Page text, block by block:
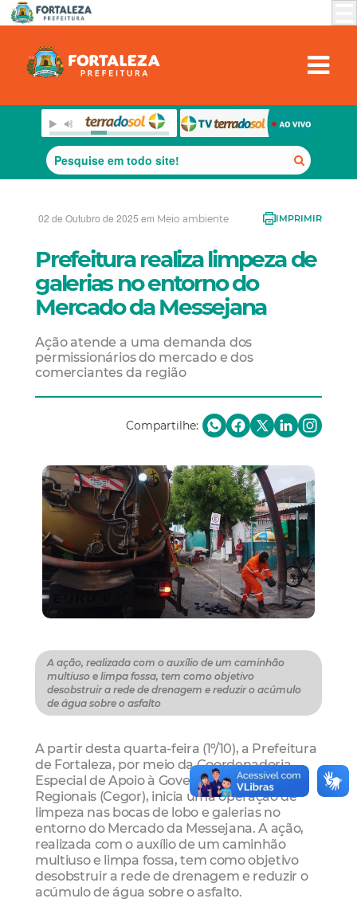
02 de Outubro de 2025 em Meio ambiente IMPRIMIR
Prefeitura realiza limpeza de
galerias no entorno do
Mercado da Messejana
Ação atende a uma demanda dos
permissionários do mercado e dos
comerciantes da região
Compartilhe:
A ação, realizada com o auxílio de um caminhão
multiuso e limpa fossa, tem como objetivo
desobstruir a rede de drenagem e reduzir o acúmulo
de água sobre o asfalto
A partir desta quarta-feira (1º/10), a Prefeitura
de Fortaleza, por meio da Coordenadoria
Especial de Apoio à Governança das
Regionais (Cegor), inicia uma operação de
limpeza nas bocas de lobo e galerias no
entorno do Mercado da Messejana. A ação,
realizada com o auxílio de um caminhão
multiuso e limpa fossa, tem como objetivo
desobstruir a rede de drenagem e reduzir o
acúmulo de água sobre o asfalto.